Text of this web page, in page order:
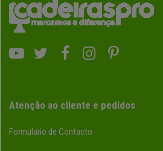
Atenção ao cliente e pedidos
Formulario de Contacto